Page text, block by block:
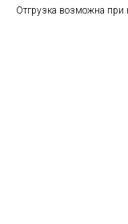
Отгрузка возможна при